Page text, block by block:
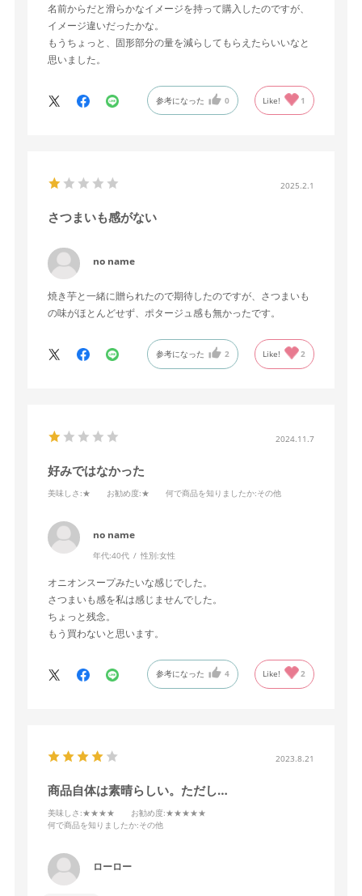
名前からだと滑らかなイメージを持って購入したのですが、
イメージ違いだったかな。
もうちょっと、固形部分の量を減らしてもらえたらいいなと
思いました。
参考になった 0 Like! 1
2025.2.1
さつまいも感がない
no name
焼き芋と一緒に贈られたので期待したのですが、さつまいも
の味がほとんどせず、ポタージュ感も無かったです。
参考になった 2 Like! 2
2024.11.7
好みではなかった
美味しさ :★ お勧め度:★ 何で商品を知りましたか:その他
no name
年代:40代 性別:女性
オニオンスープみたいな感じでした。
さつまいも感を私は感じませんでした。
ちょっと残念。
もう買わないと思います。
参考になった 4 Like! 2
2023.8.21
商品自体は素晴らしい。ただし…
美味しさ :★★★★ お勧め度:★★★★★
何で商品を知りましたか:その他
ローロー